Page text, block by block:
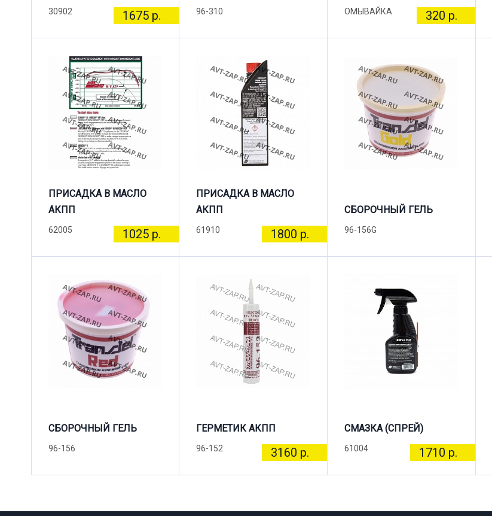
30902 1675 р. 96-310 ОМЫВАЙКА 320 р.
ПРИСАДКА В МАСЛО
АКПП
62005 1025 р.
ПРИСАДКА В МАСЛО
АКПП
61910 1800 р.
СБОРОЧНЫЙ ГЕЛЬ
96-156G
СБОРОЧНЫЙ ГЕЛЬ
96-156
ГЕРМЕТИК АКПП
96-152 3160 р.
СМАЗКА (СПРЕЙ)
61004 1710 р.